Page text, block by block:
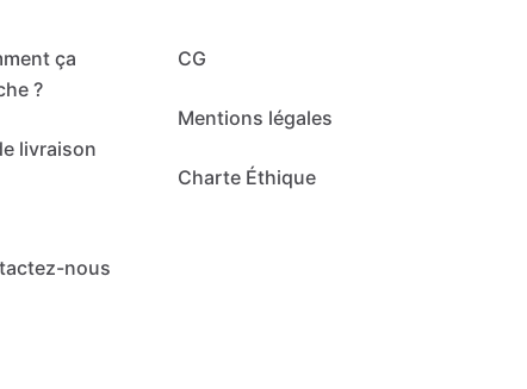
ça
?
livraison
nous
CG
Mentions légales
Charte Éthique